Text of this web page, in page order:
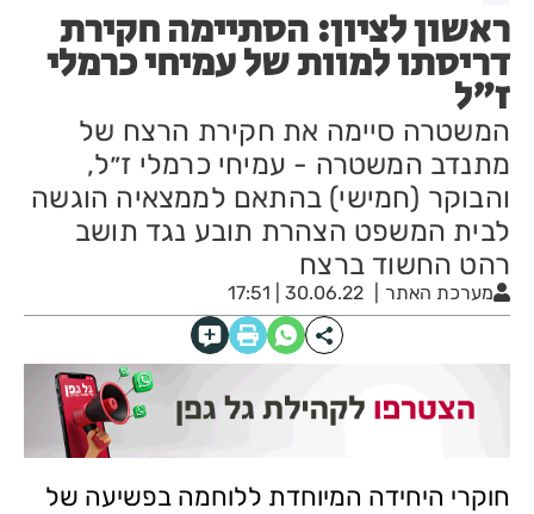
ראשון לציון: הסתיימה חקירת
דריסתו למוות של עמיחי כרמלי
ז"ל
המשטרה סיימה את חקירת הרצח של
מתנדב המשטרה - עמיחי כרמלי ז״ל,
והבוקר (חמישי) בהתאם לממצאיה הוגשה
לבית המשפט הצהרת תובע נגד תושב
רהט החשוד ברצח
מערכת האתר 30.06.22 | 17:51
חוקרי היחידה המיוחדת ללוחמה בפשיעה של